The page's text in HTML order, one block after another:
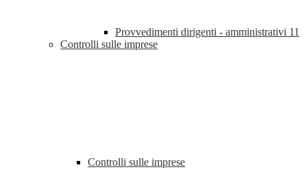
Provvedimenti dirigenti - amministrativi 11
Controlli sulle imprese
Controlli sulle imprese